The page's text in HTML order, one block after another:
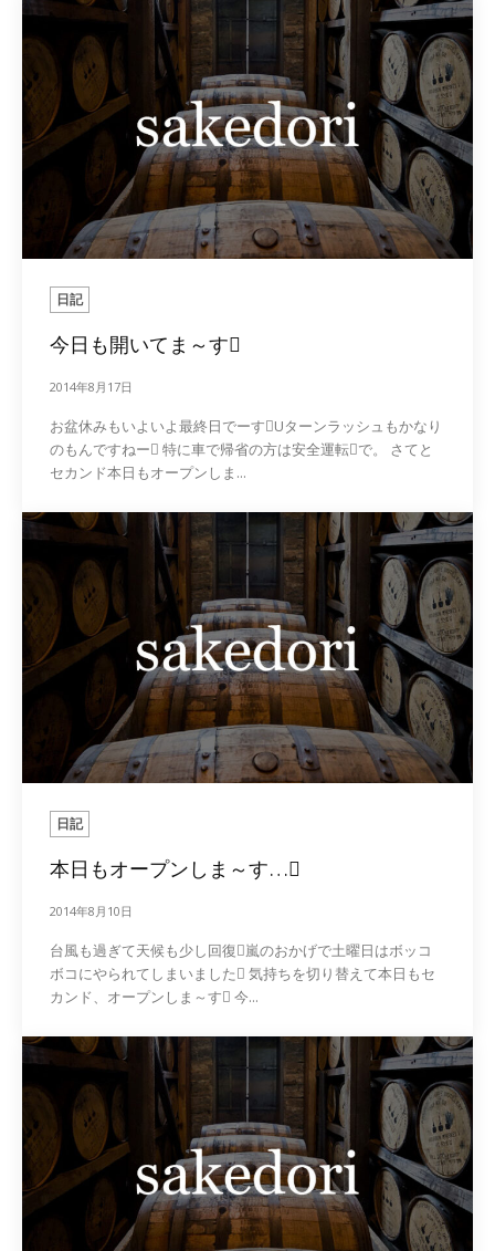
日記
今日も開いてま～す
2014年8月17日
お盆休みもいよいよ最終日でーすUターンラッシュもかなり
のもんですねー 特に車で帰省の方は安全運転で。 さてと
セカンド本日もオープンしま...
日記
本日もオープンしま～す…
2014年8月10日
台風も過ぎて天候も少し回復嵐のおかげで土曜日はボッコ
ボコにやられてしまいました 気持ちを切り替えて本日もセ
カンド、オープンしま～す 今...